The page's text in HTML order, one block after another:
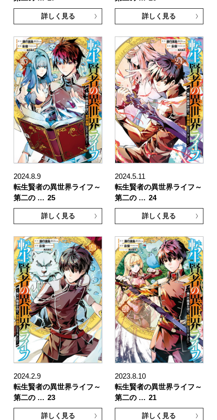
詳しく見る 詳しく見る
2024.8.9
転生賢者の異世界ライフ～
第二の … 25
詳しく見る
2024.5.11
転生賢者の異世界ライフ～
第二の … 24
詳しく見る
2024.2.9
転生賢者の異世界ライフ～
第二の … 23
詳しく見る
2023.8.10
転生賢者の異世界ライフ～
第二の … 21
詳しく見る